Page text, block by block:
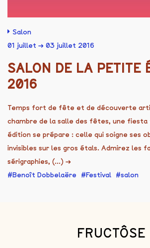
Salon
01 juillet → 03 juillet 2016
SALON DE LA PETITE
2016
Temps fort de fête et de découverte
chambre de la salle des fêtes, une
édition se prépare : celle qui soigne ses
invisibles sur les gros étals. Admirez les
sérigraphies, (...) →
Benoît Dobbelaëre
Festival salon
FRUCTÔSE